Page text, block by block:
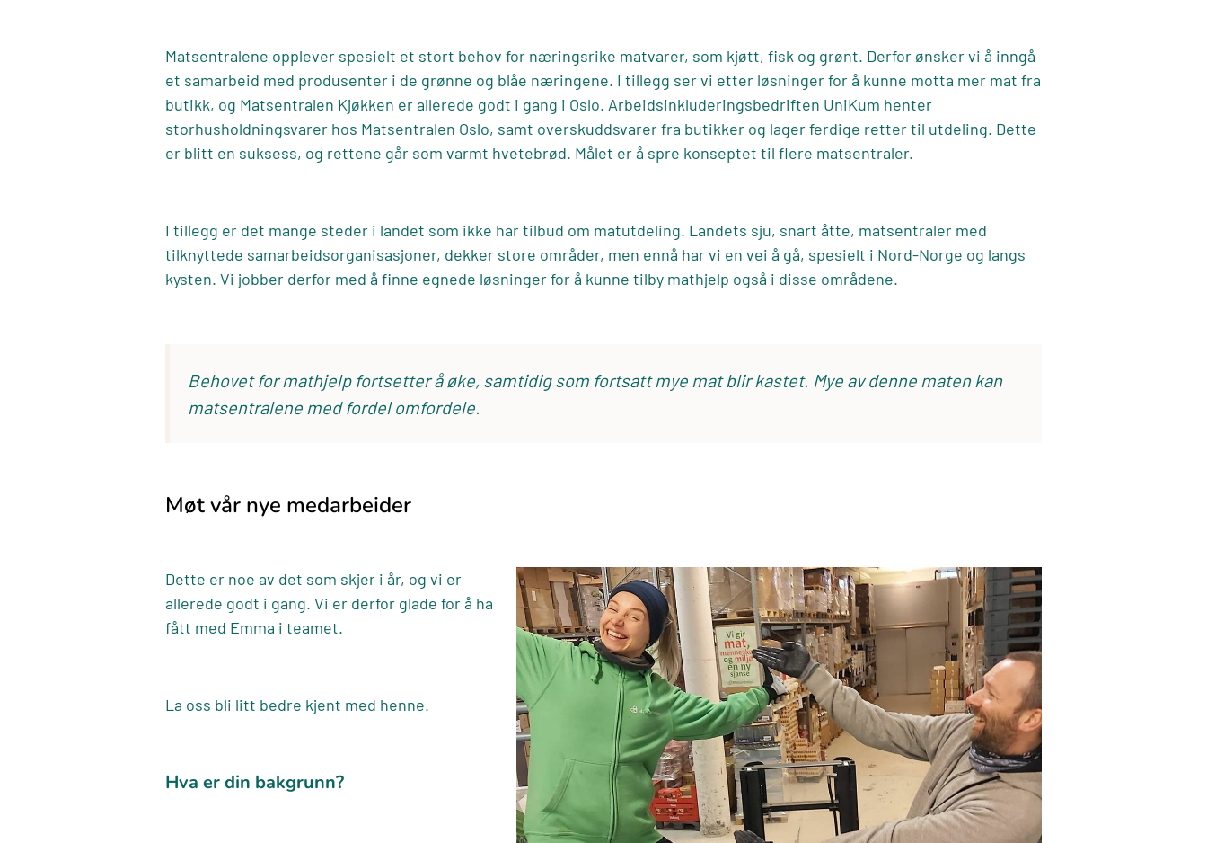
Matsentralene opplever spesielt et stort behov for næringsrike matvarer, som kjøtt, fisk og grønt. Derfor ønsker vi å inngå
et samarbeid med produsenter i de grønne og blåe næringene. I tillegg ser vi etter løsninger for å kunne motta mer mat fra
butikk, og Matsentralen Kjøkken er allerede godt i gang i Oslo. Arbeidsinkluderingsbedriften UniKum henter
storhusholdningsvarer hos Matsentralen Oslo, samt overskuddsvarer fra butikker og lager ferdige retter til utdeling. Dette
er blitt en suksess, og rettene går som varmt hvetebrød. Målet er å spre konseptet til flere matsentraler.
I tillegg er det mange steder i landet som ikke har tilbud om matutdeling. Landets sju, snart åtte, matsentraler med
tilknyttede samarbeidsorganisasjoner, dekker store områder, men ennå har vi en vei å gå, spesielt i Nord-Norge og langs
kysten. Vi jobber derfor med å finne egnede løsninger for å kunne tilby mathjelp også i disse områdene.
Behovet for mathjelp fortsetter å øke, samtidig som fortsatt mye mat blir kastet. Mye av denne maten kan
matsentralene med fordel omfordele.
Møt vår nye medarbeider
Dette er noe av det som skjer i år, og vi er
allerede godt i gang. Vi er derfor glade for å ha
fått med Emma i teamet.
La oss bli litt bedre kjent med henne.
Hva er din bakgrunn?